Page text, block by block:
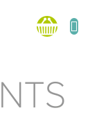
košík